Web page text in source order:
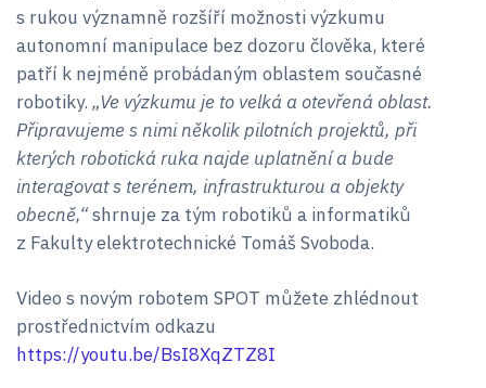
s rukou významně rozšíří možnosti výzkumu
autonomní manipulace bez dozoru člověka, které
patří k nejméně probádaným oblastem současné
robotiky. „Ve výzkumu je to velká a otevřená oblast.
Připravujeme s nimi několik pilotních projektů, při
kterých robotická ruka najde uplatnění a bude
interagovat s terénem, infrastrukturou a objekty
obecně,“shrnuje za tým robotiků a informatiků
z Fakulty elektrotechnické Tomáš Svoboda.
Video s novým robotem SPOT můžete zhlédnout
prostřednictvím odkazu
https://youtu.be/BsI8XqZTZ8I